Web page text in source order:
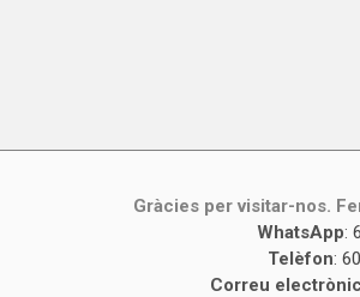
Gràcies per visitar-nos.
WhatsApp:
Telèfon:
Correu